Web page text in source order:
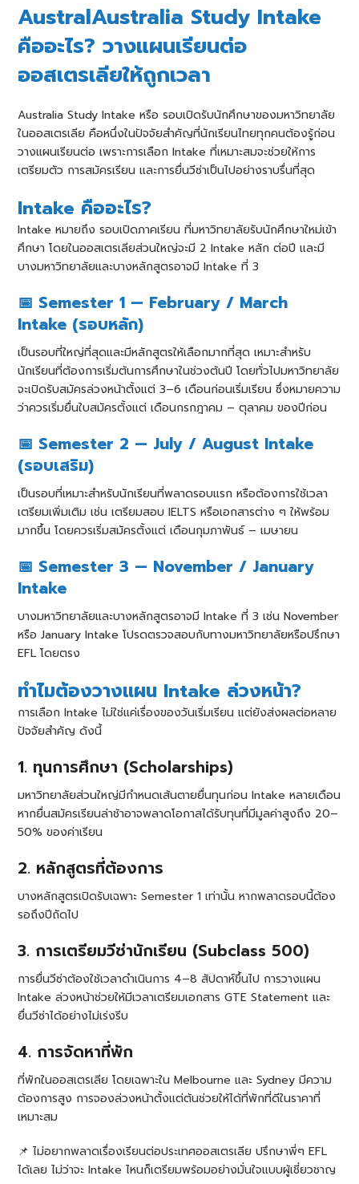
AustralAustralia Study Intake
คืออะไร? วางแผนเรียนต่อ
ออสเตรเลียให้ถูกเวลา
Australia Study Intake หรือ รอบเปิดรับนักศึกษาของมหาวิทยาลัย
ในออสเตรเลีย คือหนึ่งในปัจจัยสำคัญที่นักเรียนไทยทุกคนต้องรู้ก่อน
วางแผนเรียนต่อ เพราะการเลือก Intake ที่เหมาะสมจะช่วยให้การ
เตรียมตัว การสมัครเรียน และการยื่นวีซ่าเป็นไปอย่างราบรื่นที่สุด
Intake คืออะไร?
Intake หมายถึง รอบเปิดภาคเรียน ที่มหาวิทยาลัยรับนักศึกษาใหม่เข้า
ศึกษา โดยในออสเตรเลียส่วนใหญ่จะมี 2 Intake หลัก ต่อปี และมี
บางมหาวิทยาลัยและบางหลักสูตรอาจมี Intake ที่ 3
📅 Semester 1 — February / March
Intake (รอบหลัก)
เป็นรอบที่ใหญ่ที่สุดและมีหลักสูตรให้เลือกมากที่สุด เหมาะสำหรับ
นักเรียนที่ต้องการเริ่มต้นการศึกษาในช่วงต้นปี โดยทั่วไปมหาวิทยาลัย
จะเปิดรับสมัครล่วงหน้าตั้งแต่ 3–6 เดือนก่อนเริ่มเรียน ซึ่งหมายความ
ว่าควรเริ่มยื่นใบสมัครตั้งแต่ เดือนกรกฎาคม – ตุลาคม ของปีก่อน
📅 Semester 2 — July / August Intake
(รอบเสริม)
เป็นรอบที่เหมาะสำหรับนักเรียนที่พลาดรอบแรก หรือต้องการใช้เวลา
เตรียมเพิ่มเติม เช่น เตรียมสอบ IELTS หรือเอกสารต่าง ๆ ให้พร้อม
มากขึ้น โดยควรเริ่มสมัครตั้งแต่ เดือนกุมภาพันธ์ – เมษายน
📅 Semester 3 — November / January
Intake
บางมหาวิทยาลัยและบางหลักสูตรอาจมี Intake ที่ 3 เช่น November
หรือ January Intake โปรดตรวจสอบกับทางมหาวิทยาลัยหรือปรึกษา
EFL โดยตรง
ทำไมต้องวางแผน Intake ล่วงหน้า?
การเลือก Intake ไม่ใช่แค่เรื่องของวันเริ่มเรียน แต่ยังส่งผลต่อหลาย
ปัจจัยสำคัญ ดังนี้
1. ทุนการศึกษา (Scholarships)
มหาวิทยาลัยส่วนใหญ่มีกำหนดเส้นตายยื่นทุนก่อน Intake หลายเดือน
หากยื่นสมัครเรียนล่าช้าอาจพลาดโอกาสได้รับทุนที่มีมูลค่าสูงถึง 20–
50% ของค่าเรียน
2. หลักสูตรที่ต้องการ
บางหลักสูตรเปิดรับเฉพาะ Semester 1 เท่านั้น หากพลาดรอบนี้ต้อง
รอถึงปีถัดไป
3. การเตรียมวีซ่านักเรียน (Subclass 500)
การยื่นวีซ่าต้องใช้เวลาดำเนินการ 4–8 สัปดาห์ขึ้นไป การวางแผน
Intake ล่วงหน้าช่วยให้มีเวลาเตรียมเอกสาร GTE Statement และ
ยื่นวีซ่าได้อย่างไม่เร่งรีบ
4. การจัดหาที่พัก
ที่พักในออสเตรเลีย โดยเฉพาะใน Melbourne และ Sydney มีความ
ต้องการสูง การจองล่วงหน้าตั้งแต่ต้นช่วยให้ได้ที่พักที่ดีในราคาที่
เหมาะสม
📌 ไม่อยากพลาดเรื่องเรียนต่อประเทศออสเตรเลีย ปรึกษาพี่ๆ EFL
ได้เลย ไม่ว่าจะ Intake ไหนก็เตรียมพร้อมอย่างมั่นใจแบบผู้เชี่ยวชาญ